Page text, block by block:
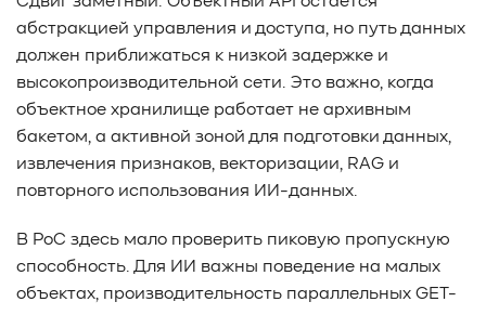
абстракцией управления и доступа, но путь данных
должен приближаться к низкой задержке и
высокопроизводительной сети. Это важно, когда
объектное хранилище работает не архивным
бакетом, а активной зоной для подготовки данных,
извлечения признаков, векторизации, RAG и
повторного использования ИИ-данных.
В PoC здесь мало проверить пиковую пропускную
способность. Для ИИ важны поведение на малых
объектах, производительность параллельных GET-